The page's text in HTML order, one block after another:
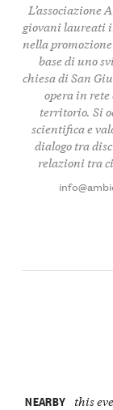
L’associazione
giovani laureati
nella
base di uno
chiesa di San
opera in
territorio. Si
scientifica e
dialogo tra
relazioni tra
NEARBY this